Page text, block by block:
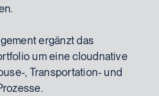
ergänzt das
um eine cloudnative
, Transportation- und